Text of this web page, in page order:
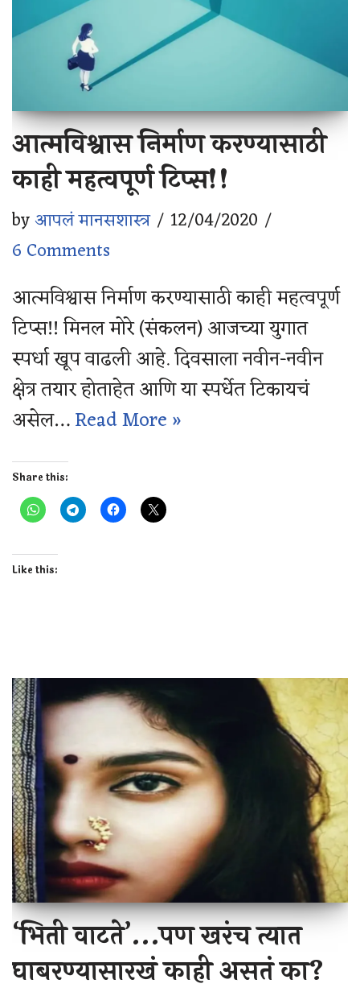
आत्मविश्वास निर्माण करण्यासाठी
काही महत्वपूर्ण टिप्स!!
byआपलं मानसशास्त्र
12/04/2020
6 Comments
आत्मविश्वास निर्माण करण्यासाठी काही महत्वपूर्ण
टिप्स!! मिनल मोरे (संकलन) आजच्या युगात
स्पर्धा खूप वाढली आहे. दिवसाला नवीन-नवीन
क्षेत्र तयार होताहेत आणि या स्पर्धेत टिकायचं
असेल…Read More »
Share this:
Like this:
‘भिती वाटते’…पण खरंच त्यात
घाबरण्यासारखं काही असतं का?